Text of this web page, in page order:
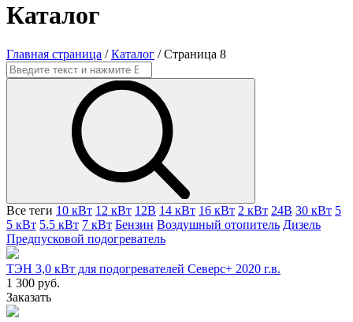
Каталог
Главная страница / Каталог / Страница 8
Все теги 10 кВт 12 кВт 12В 14 кВт 16 кВт 2 кВт 24В 30 кВт 5
5 кВт 5.5 кВт 7 кВт Бензин Воздушный отопитель Дизель
Предпусковой подогреватель
ТЭН 3,0 кВт для подогревателей Северс+ 2020 г.в.
1 300 руб.
Заказать